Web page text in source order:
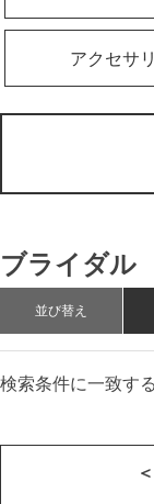
アクセサ
ブライダル
並び替え
検索条件に一致す